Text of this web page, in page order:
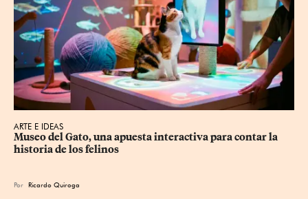
ARTE E IDEAS
Museo del Gato, una apuesta interactiva para contar la
historia de los felinos
Por Ricardo Quiroga